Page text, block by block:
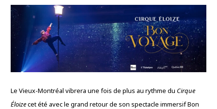
Le Vieux-Montréal vibrera une fois de plus au rythme du Cirque
Éloizecet été avec le grand retour de son spectacle immersif Bon